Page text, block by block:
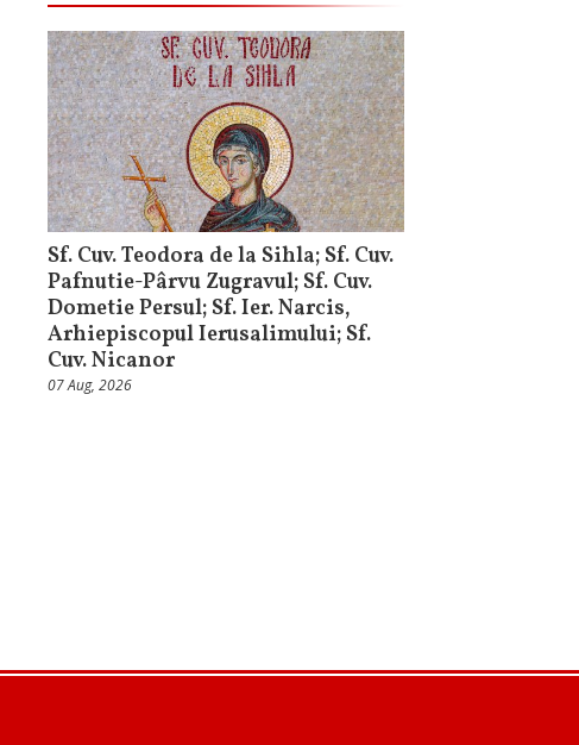
Sf. Cuv. Teodora de la Sihla; Sf. Cuv.
Pafnutie-Pârvu Zugravul; Sf. Cuv.
Dometie Persul; Sf. Ier. Narcis,
Arhiepiscopul Ierusalimului; Sf.
Cuv. Nicanor
07 Aug, 2026